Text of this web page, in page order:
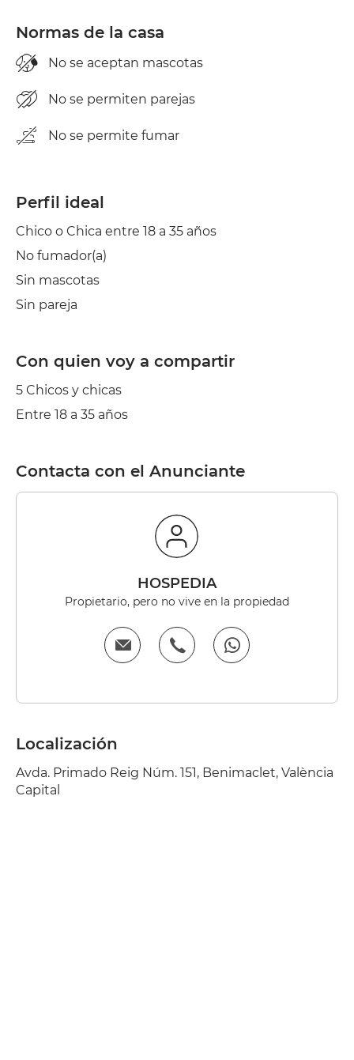
Normas de la casa
No se aceptan mascotas
No se permiten parejas
No se permite fumar
Perfil ideal
Chico o Chica entre 18 a 35 años
No fumador(a)
Sin mascotas
Sin pareja
Con quien voy a compartir
5 Chicos y chicas
Entre 18 a 35 años
Contacta con el Anunciante
HOSPEDIA
Propietario, pero no vive en la propiedad
Localización
Avda. Primado Reig Núm. 151, Benimaclet, València
Capital